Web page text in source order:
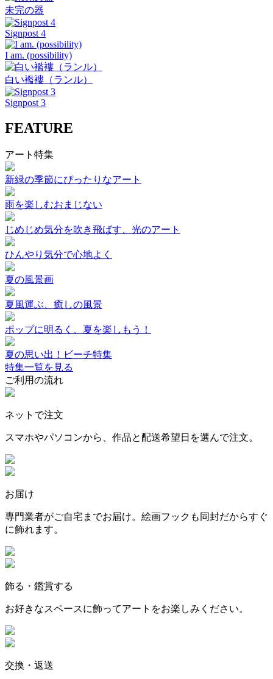
未完の器
Signpost 4
I am. (possibility)
白い襤褸（ランル）
Signpost 3
FEATURE
アート特集
新緑の季節にぴったりなアート
雨を楽しむおまじない
じめじめ気分を吹き飛ばす、光のアート
ひんやり気分で心地よく
夏の風景画
夏風運ぶ、癒しの風景
ポップに明るく、夏を楽しもう！
夏の思い出！ビーチ特集
特集一覧を見る
ご利用の流れ
ネットで注文
スマホやパソコンから、作品と配送希望日を選んで注文。
お届け
専門業者がご自宅までお届け。絵画フックも同封だからすぐ
に飾れます。
飾る・鑑賞する
お好きなスペースに飾ってアートをお楽しみください。
交換・返送